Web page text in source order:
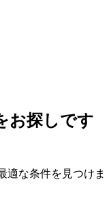
お探しです
適な条件を見つけま